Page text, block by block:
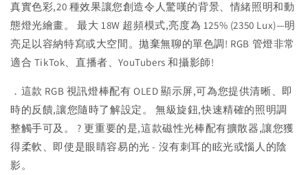
真實色彩,20 種效果讓您創造令人驚嘆的背景、情緒照明和動
態燈光繪畫。 最大 18W 超頻模式,亮度為 125% (2350 Lux)—明
亮足以容納特寫或大空間。拋棄無聊的單色調! RGB 管燈非常
適合 TikTok、直播者、YouTubers 和攝影師!
．這款 RGB 視訊燈棒配有 OLED 顯示屏,可為您提供清晰、即
時的反饋,讓您隨時了解設定。 無級旋鈕,快速精確的照明調
整觸手可及。 ? 更重要的是,這款磁性光棒配有擴散器,讓您獲
得柔軟、即使是眼睛容易的光 - 沒有刺耳的眩光或惱人的陰
影。